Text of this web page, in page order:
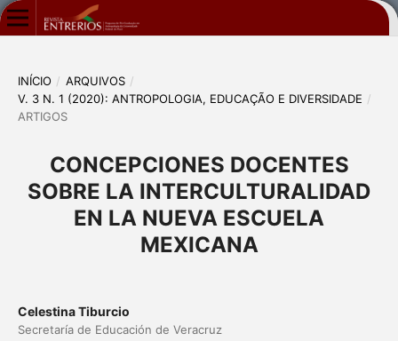
INÍCIO / ARQUIVOS /
V. 3 N. 1 (2020): ANTROPOLOGIA, EDUCAÇÃO E DIVERSIDADE /
ARTIGOS
CONCEPCIONES DOCENTES
SOBRE LA INTERCULTURALIDAD
EN LA NUEVA ESCUELA
MEXICANA
Celestina Tiburcio
Secretaría de Educación de Veracruz